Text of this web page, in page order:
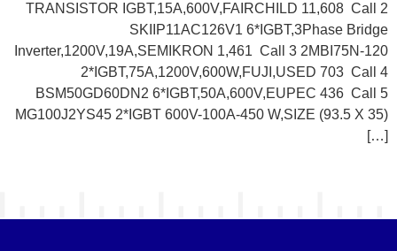
TRANSISTOR IGBT,15A,600V,FAIRCHILD 11,608 Call 2
SKIIP11AC126V1 6*IGBT,3Phase Bridge
Inverter,1200V,19A,SEMIKRON 1,461 Call 3 2MBI75N-120
2*IGBT,75A,1200V,600W,FUJI,USED 703 Call 4
BSM50GD60DN2 6*IGBT,50A,600V,EUPEC 436 Call 5
MG100J2YS45 2*IGBT 600V-100A-450 W,SIZE (93.5 X 35)
[…]